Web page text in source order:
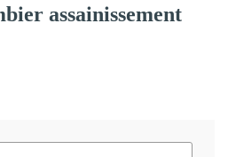
assainissement